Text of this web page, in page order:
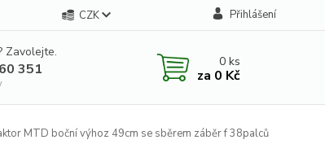
CZK Přihlášení
Zavolejte.
351 0ks
za 0 Kč
MTD boční výhoz 49cm se sběrem záběr f 38palců